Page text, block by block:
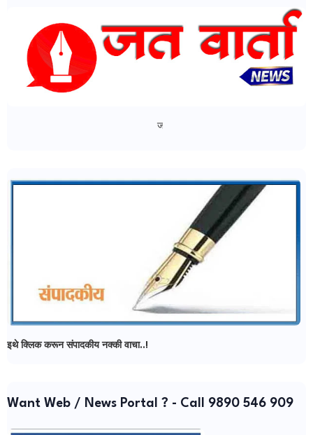
जत वार्ता न्यूज - मध्ये आपल्या सर्वांचे स्वागत..!
इथे क्लिक करून संपादकीय नक्की वाचा..!
Want Web / News Portal ? - Call 9890 546 909